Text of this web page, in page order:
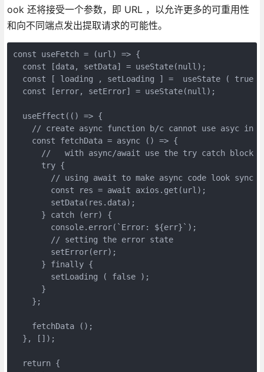
ook 还将接受一个参数，即 URL ，以允许更多的可重用性
和向不同端点发出提取请求的可能性。
const useFetch = (url) => {
  const [data, setData] = useState(null);
const [ loading , setLoading ] =  useState ( true
  const [error, setError] = useState(null);
  useEffect(() => {
// create async function b/c cannot use asyc in
    const fetchData = async () => {
//   with async/await use the try catch block
      try {
// using await to make async code look sync
        const res = await axios.get(url);
        setData(res.data);
      } catch (err) {
        console.error(`Error: ${err}`);
        // setting the error state
        setError(err);
      } finally {
        setLoading ( false );
      }
    };
    fetchData ();
  }, []);
  return {